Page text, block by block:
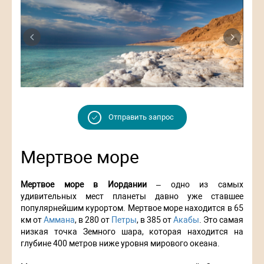
Previous Next
Отправить запрос
Мертвое море
Мертвое море в Иордании– одно из самых
удивительных мест планеты давно уже ставшее
популярнейшим курортом. Мертвое море находится в 65
км отАммана, в 280 от Петры, в 385 отАкабы . Это самая
низкая точка Земного шара, которая находится на
глубине 400 метров ниже уровня мирового океана.